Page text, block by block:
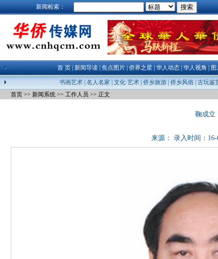
新闻检索：
首 页|新闻导读|焦点图片|侨界之星|华人动态|华人视角|图
书画艺术| 名人名家 文化·艺术| 侨乡旅游| 侨乡风俗| 古玩鉴
首页 >> 新闻系统 >> 工作人员 >> 正文
鞠成立
来源： 录入时间：16-